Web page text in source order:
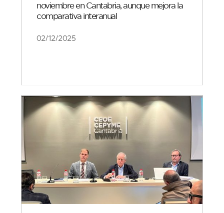
noviembre en Cantabria, aunque mejora la
comparativa interanual
02/12/2025